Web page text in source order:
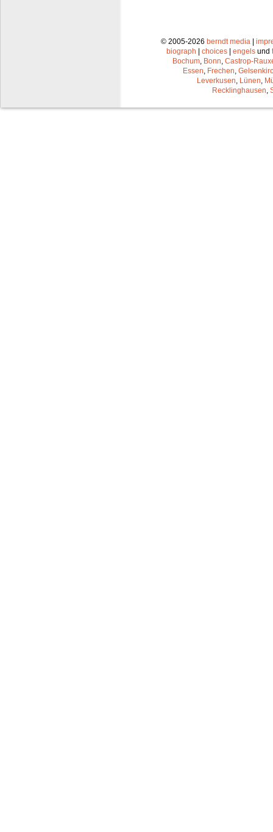
© 2005-2026 berndt media |
biograph | choices | engels und
Bochum Bonn Castrop-
Essen Frechen
Leverkusen Lünen
Recklinghausen